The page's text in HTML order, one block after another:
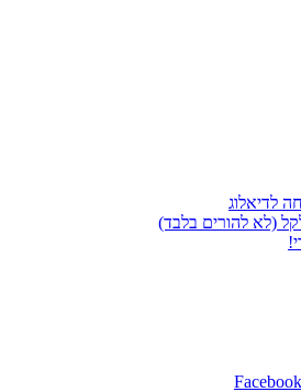
לדיאלוג
(לא להורים בלבד)
Facebook